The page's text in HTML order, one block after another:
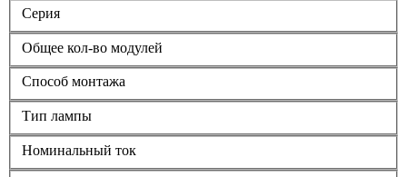
Серия
Общее кол-во модулей
Способ монтажа
Тип лампы
Номинальный ток